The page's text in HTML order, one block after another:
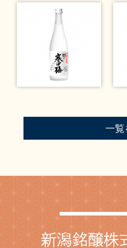
一覧
新潟銘醸株